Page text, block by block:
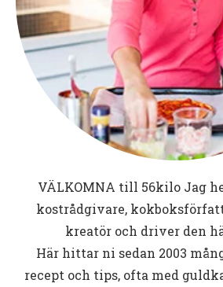
VÄLKOMNA till 56kiloJag
kostrådgivare,
kreatör och driver den
Här hittar ni sedan 2003
recept och tips, ofta med